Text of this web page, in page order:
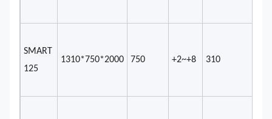
SMART
125
1310*750*2000 750 +2~+8 310